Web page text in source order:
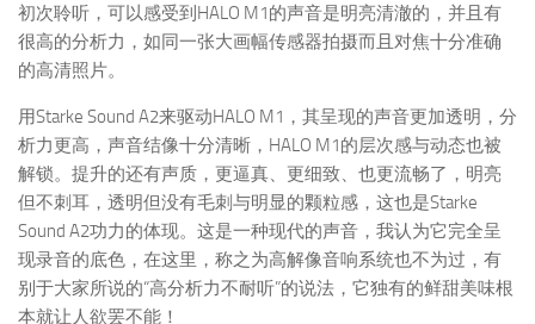
初次聆听，可以感受到HALO M1的声音是明亮清澈的，并且有
很高的分析力，如同一张大画幅传感器拍摄而且对焦十分准确
的高清照片。
用Starke Sound A2来驱动HALO M1，其呈现的声音更加透明，分
析力更高，声音结像十分清晰，HALO M1的层次感与动态也被
解锁。提升的还有声质，更逼真、更细致、也更流畅了，明亮
但不刺耳，透明但没有毛刺与明显的颗粒感，这也是Starke
Sound A2功力的体现。这是一种现代的声音，我认为它完全呈
现录音的底色，在这里，称之为高解像音响系统也不为过，有
别于大家所说的“高分析力不耐听”的说法，它独有的鲜甜美味根
本就让人欲罢不能！